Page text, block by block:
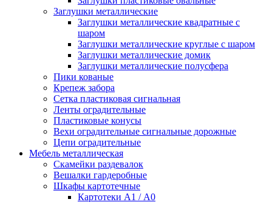
Заглушки металлические
Заглушки металлические квадратные с
шаром
Заглушки металлические круглые с шаром
Заглушки металлические домик
Заглушки металлические полусфера
Пики кованые
Крепеж забора
Сетка пластиковая сигнальная
Ленты оградительные
Пластиковые конусы
Вехи оградительные сигнальные дорожные
Цепи оградительные
Мебель металлическая
Скамейки раздевалок
Вешалки гардеробные
Шкафы картотечные
Картотеки А1 / А0